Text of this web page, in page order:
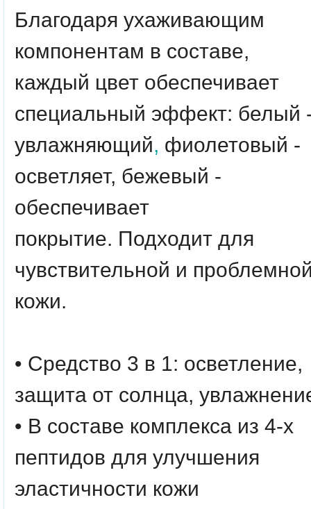
Благодаря ухаживающим
компонентам в составе,
каждый цвет обеспечивает
специальный эффект: белый
увлажняющий, фиолетовый -
осветляет, бежевый -
обеспечивает
покрытие. Подходит для
чувствительной и
кожи.
• Средство 3 в 1: осветление,
защита от солнца,
• В составе комплекса из 4-х
пептидов для улучшения
эластичности кожи